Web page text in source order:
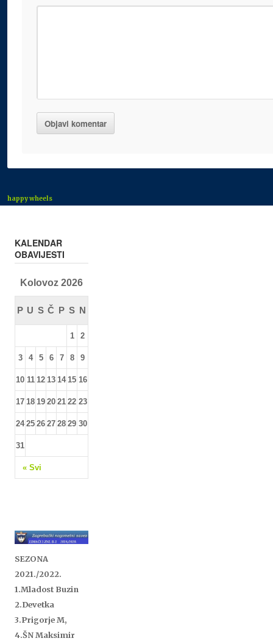
happy wheels
KALENDAR
OBAVIJESTI
Kolovoz 2026
P U S Č P S N
« Svi
1 2
3 4 5 6 7 8 9
10 11 12 13 14 15 16
17 18 19 20 21 22 23
24 25 26 27 28 29 30
31
SEZONA
2021./2022.
1.Mladost Buzin
2.Devetka
3.Prigorje M,
4.ŠN Maksimir